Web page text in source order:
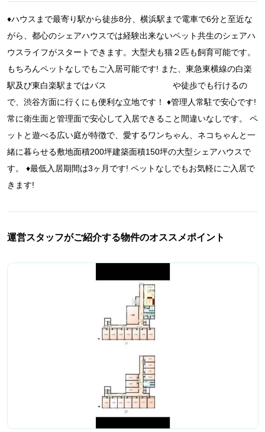
♦️ハウスまで最寄り駅から徒歩8分、横浜駅まで電車で6分と至近な
がら、都心のシェアハウスでは経験出来ないペット共生のシェアハ
ウスライフがスタートできます。大型犬も猫２匹も飼育可能です。
もちろんペットなしでもご入居可能です! また、東急東横線の白楽
駅及び東白楽駅まではバス や徒歩でも行けるの
で、渋谷方面に行くにも便利な立地です！ ♦️管理人常駐で安心です!
常に衛生面と管理面で安心して入居できること間違いなしです。 ペ
ットと遊べる広い庭が特徴で、愛するワンちゃん、ネコちゃんと一
緒に暮らせる敷地面積200坪建築面積150坪の大型シェアハウスで
す。 ♦️最低入居期間は3ヶ月です! ペットなしでもお気軽にご入居で
きます!
運営スタッフがご紹介する物件のオススメポイント